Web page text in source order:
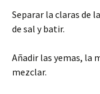
Separar la claras de
de sal y batir.
Añadir las yemas, la
mezclar.